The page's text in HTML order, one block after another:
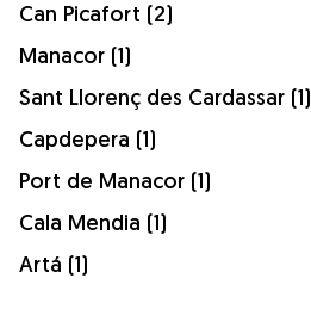
Can Picafort (2)
Manacor (1)
Sant Llorenç des Cardassar (1)
Capdepera (1)
Port de Manacor (1)
Cala Mendia (1)
Artá (1)